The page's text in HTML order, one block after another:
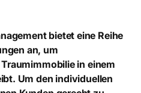
bietet eine Reihe
an, um
in einem
Um den individuellen